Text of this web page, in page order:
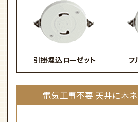
電気工事不要 天井に木